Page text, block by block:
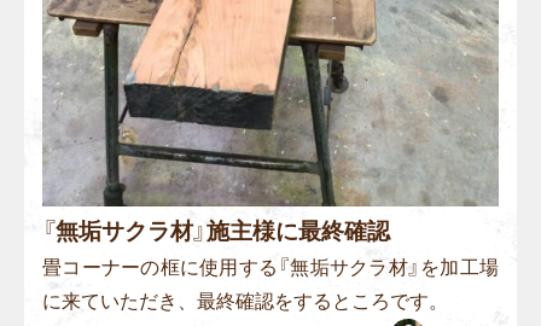
『無垢サクラ材』施主様に最終確認
畳コーナーの框に使用する『無垢サクラ材』を加工場
に来ていただき、最終確認をするところです。